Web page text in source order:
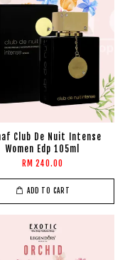
Club De Nuit Intense
Women Edp 105ml
RM 240.00
ADD TO CART